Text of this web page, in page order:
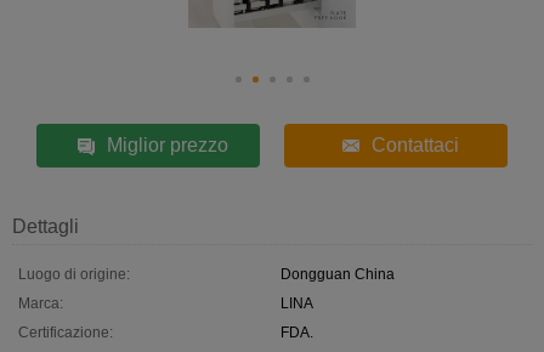
Miglior prezzo Contattaci
Dettagli
Luogo di origine:
Dongguan China
Marca:
LINA
Certificazione:
FDA.